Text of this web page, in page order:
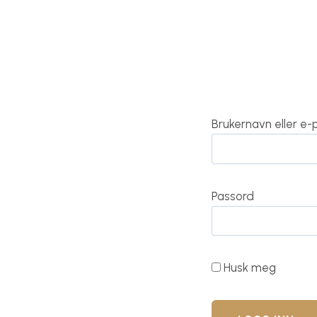
Brukernavn eller
Passord
Husk meg